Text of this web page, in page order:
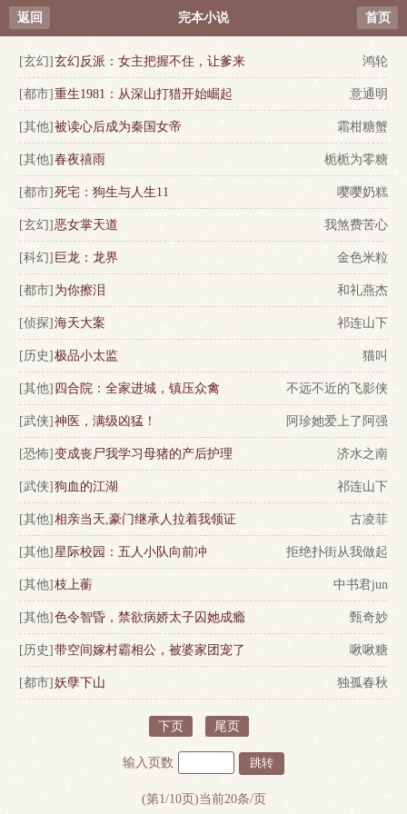
返回 完本小说 首页
[玄幻] 玄幻反派：女主把握不住，让爹来 鸿轮
[都市] 重生1981：从深山打猎开始崛起 意通明
[其他] 被读心后成为秦国女帝 霜柑糖蟹
[其他] 春夜禧雨 栀栀为零糖
[都市] 死宅：狗生与人生11 嘤嘤奶糕
[玄幻] 恶女掌天道 我煞费苦心
[科幻] 巨龙：龙界 金色米粒
[都市] 为你擦泪 和礼燕杰
[侦探] 海天大案 祁连山下
[历史] 极品小太监 猫叫
[其他] 四合院：全家进城，镇压众禽 不远不近的飞影侠
[武侠] 神医，满级凶猛！ 阿珍她爱上了阿强
[恐怖] 变成丧尸我学习母猪的产后护理 济水之南
[武侠] 狗血的江湖 祁连山下
[其他] 相亲当天,豪门继承人拉着我领证 古凌菲
[其他] 星际校园：五人小队向前冲 拒绝扑街从我做起
[其他] 枝上蘅 中书君jun
[其他] 色令智昏，禁欲病娇太子囚她成瘾 甄奇妙
[历史] 带空间嫁村霸相公，被婆家团宠了 啾啾糖
[都市] 妖孽下山 独孤春秋
下页 尾页
输入页数
(第1/10页)当前20条/页